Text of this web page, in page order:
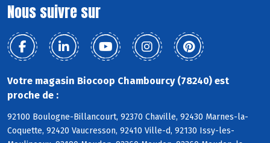
Nous suivre sur
Votre magasin Biocoop Chambourcy (78240) est
proche de :
92100 Boulogne-Billancourt, 92370 Chaville, 92430 Marnes-la-
Coquette, 92420 Vaucresson, 92410 Ville-d, 92130 Issy-les-